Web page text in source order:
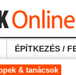
ÉPÍTKEZÉS /
& tanácsok